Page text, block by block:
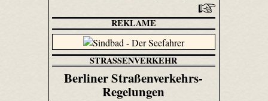
REKLAME
STRASSENVERKEHR
Berliner Straßenverkehrs-
Regelungen